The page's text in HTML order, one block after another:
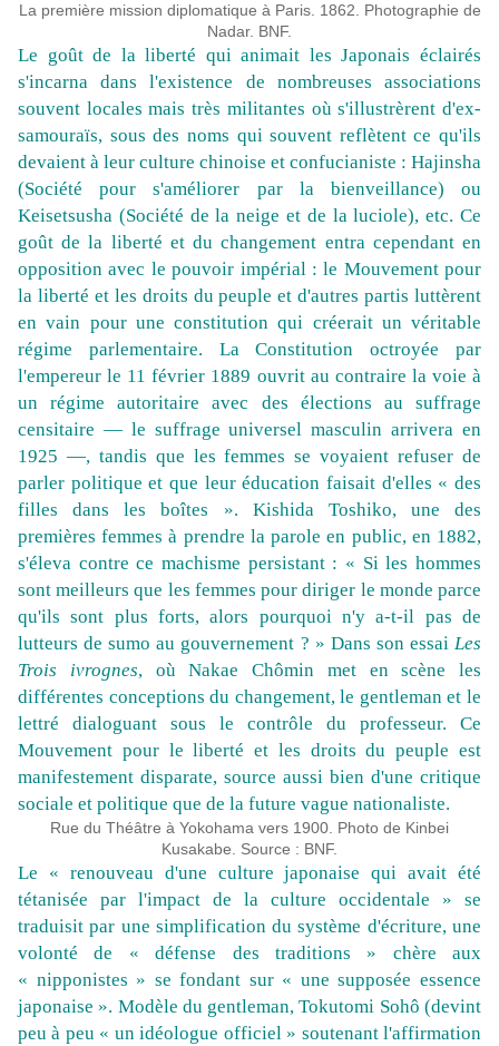
La première mission diplomatique à Paris. 1862. Photographie de
Nadar. BNF.
Le goût de la liberté qui animait les Japonais éclairés
s'incarna dans l'existence de nombreuses associations
souvent locales mais très militantes où s'illustrèrent d'ex-
samouraïs, sous des noms qui souvent reflètent ce qu'ils
devaient à leur culture chinoise et confucianiste : Hajinsha
(Société pour s'améliorer par la bienveillance) ou
Keisetsusha (Société de la neige et de la luciole), etc. Ce
goût de la liberté et du changement entra cependant en
opposition avec le pouvoir impérial : le Mouvement pour
la liberté et les droits du peuple et d'autres partis luttèrent
en vain pour une constitution qui créerait un véritable
régime parlementaire. La Constitution octroyée par
l'empereur le 11 février 1889 ouvrit au contraire la voie à
un régime autoritaire avec des élections au suffrage
censitaire — le suffrage universel masculin arrivera en
1925 —, tandis que les femmes se voyaient refuser de
parler politique et que leur éducation faisait d'elles « des
filles dans les boîtes ». Kishida Toshiko, une des
premières femmes à prendre la parole en public, en 1882,
s'éleva contre ce machisme persistant : « Si les hommes
sont meilleurs que les femmes pour diriger le monde parce
qu'ils sont plus forts, alors pourquoi n'y a-t-il pas de
lutteurs de sumo au gouvernement ? » Dans son essaiLes
Trois ivrognes, où Nakae Chômin met en scène les
différentes conceptions du changement, le gentleman et le
lettré dialoguant sous le contrôle du professeur. Ce
Mouvement pour le liberté et les droits du peuple est
manifestement disparate, source aussi bien d'une critique
sociale et politique que de la future vague nationaliste.
Rue du Théâtre à Yokohama vers 1900. Photo de Kinbei
Kusakabe. Source : BNF.
Le « renouveau d'une culture japonaise qui avait été
tétanisée par l'impact de la culture occidentale » se
traduisit par une simplification du système d'écriture, une
volonté de « défense des traditions » chère aux
« nipponistes » se fondant sur « une supposée essence
japonaise ». Modèle du gentleman, Tokutomi Sohô (devint
peu à peu « un idéologue officiel » soutenant l'affirmation